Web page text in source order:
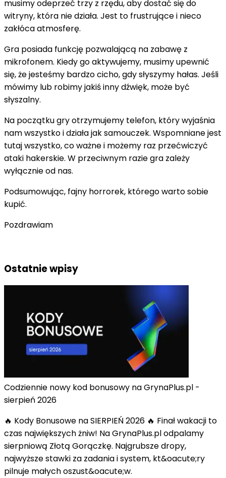
musimy odeprzeć trzy z rzędu, aby dostać się do
witryny, która nie działa. Jest to frustrujące i nieco
zakłóca atmosferę.
Gra posiada funkcję pozwalającą na zabawę z
mikrofonem. Kiedy go aktywujemy, musimy upewnić
się, że jesteśmy bardzo cicho, gdy słyszymy hałas. Jeśli
mówimy lub robimy jakiś inny dźwięk, może być
słyszalny.
Na początku gry otrzymujemy telefon, który wyjaśnia
nam wszystko i działa jak samouczek. Wspomniane jest
tutaj wszystko, co ważne i możemy raz przećwiczyć
ataki hakerskie. W przeciwnym razie gra zależy
wyłącznie od nas.
Podsumowując, fajny horrorek, którego warto sobie
kupić.
Pozdrawiam
Ostatnie wpisy
Codziennie nowy kod bonusowy na GrynaPlus.pl -
sierpień 2026
🔥 Kody Bonusowe na SIERPIEŃ 2026 🔥 Finał wakacji to
czas największych żniw! Na GrynaPlus.pl odpalamy
sierpniową Złotą Gorączkę. Najgrubsze dropy,
najwyższe stawki za zadania i system, kt&oacute;ry
pilnuje małych oszust&oacute;w.